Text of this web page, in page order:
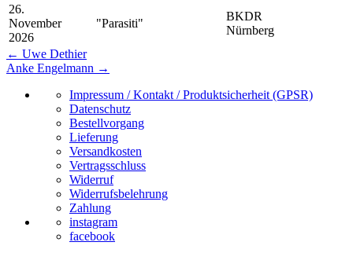
26.
November
2026
"Parasiti"
BKDR
Nürnberg
← Uwe Dethier
Anke Engelmann →
Impressum / Kontakt / Produktsicherheit (GPSR)
Datenschutz
Bestellvorgang
Lieferung
Versandkosten
Vertragsschluss
Widerruf
Widerrufsbelehrung
Zahlung
instagram
facebook